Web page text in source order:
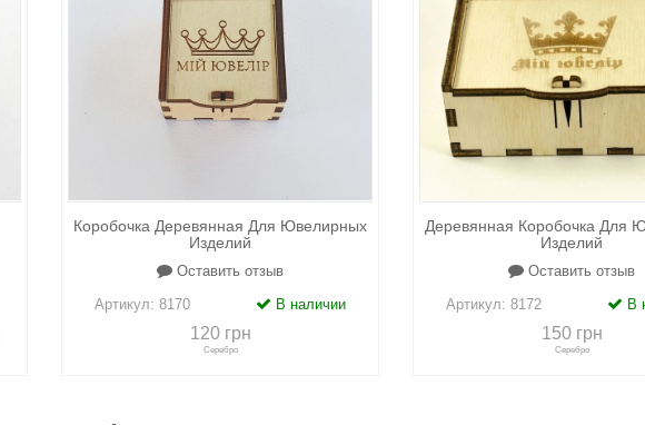
Коробочка Деревянная Для Ювелирных
Изделий
Оставить отзыв
Артикул:8170 В наличии
120 грн
Серебро
Деревянная Коробочка Для
Изделий
Оставить отзыв
Артикул:8172 В
150 грн
Серебро